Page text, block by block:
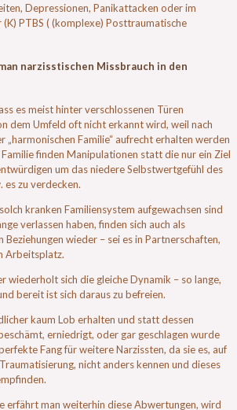
Depressionen, Panikattacken oder im
(K) PTBS ( (komplexe) Posttraumatische
narzisstischen Missbrauch in den
es meist hinter verschlossenen Türen
dem Umfeld oft nicht erkannt wird, weil nach
„harmonischen Familie“ aufrecht erhalten werden
finden Manipulationen statt die nur ein Ziel
um das niedere Selbstwertgefühl des
es zu verdecken.
kranken Familiensystem aufgewachsen sind
verlassen haben, finden sich auch als
Beziehungen wieder – sei es in Partnerschaften,
Arbeitsplatz.
wiederholt sich die gleiche Dynamik – so lange,
bereit ist sich daraus zu befreien.
kaum Lob erhalten und statt dessen
erniedrigt, oder gar geschlagen wurde
Fang für weitere Narzissten, da sie es, auf
nicht anders kennen und dieses
erfährt man weiterhin diese Abwertungen, wird